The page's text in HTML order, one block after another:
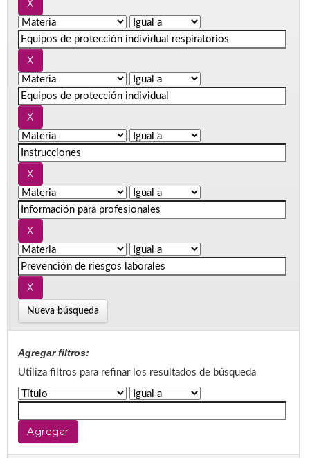
Nueva búsqueda
Agregar filtros:
Utiliza filtros para refinar los resultados de búsqueda